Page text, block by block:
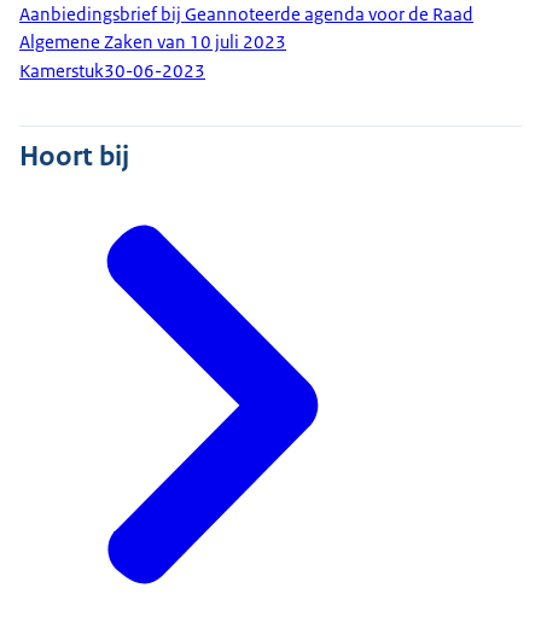
Aanbiedingsbrief bij Geannoteerde agenda voor de Raad
Algemene Zaken van 10 juli 2023
Kamerstuk30-06-2023
Hoort bij